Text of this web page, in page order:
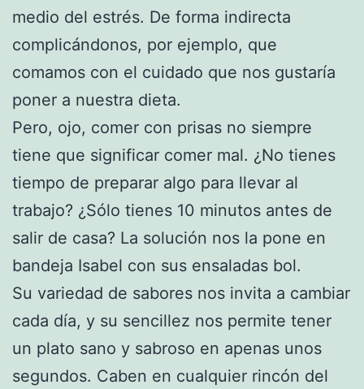
medio del estrés. De forma indirecta
complicándonos, por ejemplo, que
comamos con el cuidado que nos gustaría
poner a nuestra dieta.
Pero, ojo, comer con prisas no siempre
tiene que significar comer mal. ¿No tienes
tiempo de preparar algo para llevar al
trabajo? ¿Sólo tienes 10 minutos antes de
salir de casa? La solución nos la pone en
bandeja Isabel con sus ensaladas bol.
Su variedad de sabores nos invita a cambiar
cada día, y su sencillez nos permite tener
un plato sano y sabroso en apenas unos
segundos. Caben en cualquier rincón del